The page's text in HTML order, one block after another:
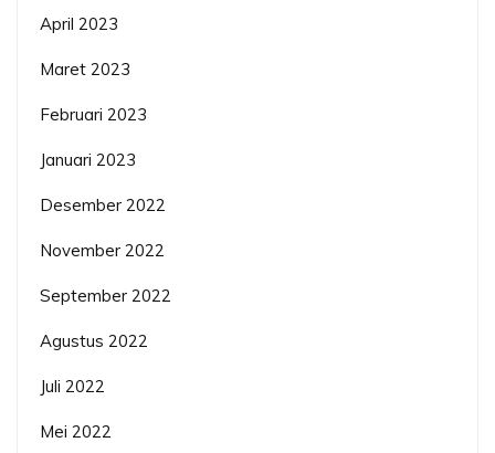
April 2023
Maret 2023
Februari 2023
Januari 2023
Desember 2022
November 2022
September 2022
Agustus 2022
Juli 2022
Mei 2022